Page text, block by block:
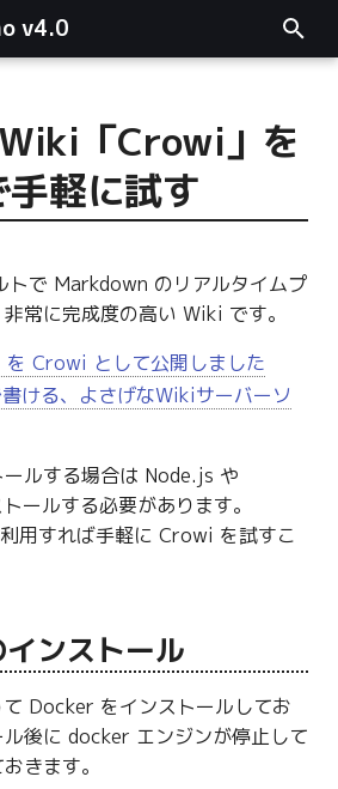
v4.0
「Crowi」を
軽に試す
トで Markdown のリアルタイムプ
常に完成度の高い Wiki です。
Crowi として公開しました
ける、よさげなWikiサーバーソ
ルする場合は Node.js や
ールする必要があります。
用すれば手軽に Crowi を試すこ
ンストール
Docker をインストールしてお
後に docker エンジンが停止して
きます。